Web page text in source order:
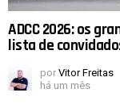
ADCC 2026: os
lista de
por Vitor Freitas
há um mês